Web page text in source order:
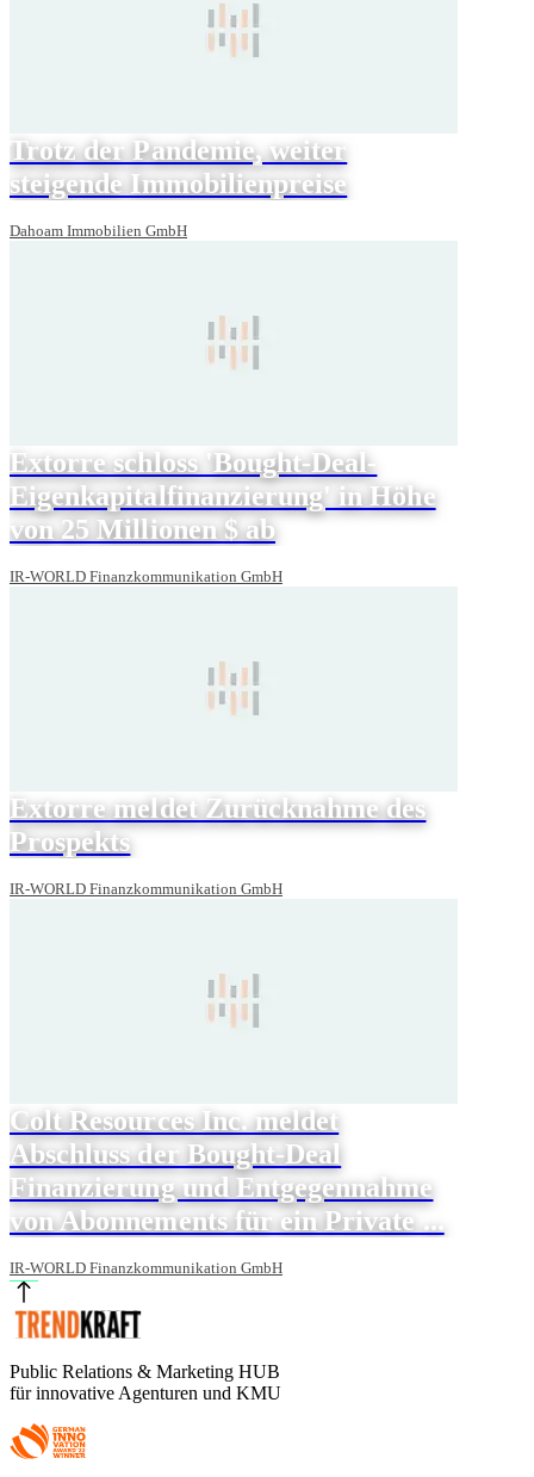
Trotz der Pandemie, weiter
steigende Immobilienpreise
Dahoam Immobilien GmbH
Extorre schloss 'Bought-Deal-
Eigenkapitalfinanzierung' in Höhe
von 25 Millionen $ ab
IR-WORLD Finanzkommunikation GmbH
Extorre meldet Zurücknahme des
Prospekts
IR-WORLD Finanzkommunikation GmbH
Colt Resources Inc. meldet
Abschluss der Bought-Deal
Finanzierung und Entgegennahme
von Abonnements für ein Private ...
IR-WORLD Finanzkommunikation GmbH
Public Relations & Marketing HUB
für innovative Agenturen und KMU